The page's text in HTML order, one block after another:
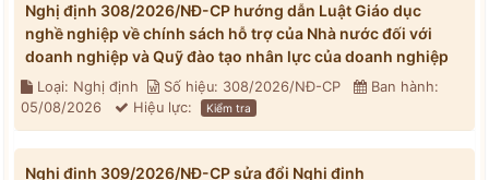
Nghị định 308/2026/NĐ-CP hướng dẫn Luật Giáo dục
nghề nghiệp về chính sách hỗ trợ của Nhà nước đối với
doanh nghiệp và Quỹ đào tạo nhân lực của doanh nghiệp
Loại: Nghị định Số hiệu: 308/2026/NĐ-CP
Ban hành:
05/08/2026
Hiệu lực: Kiểm tra
Nghị định 309/2026/NĐ-CP sửa đổi Nghị định